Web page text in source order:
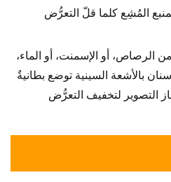
المُشِع كلما قلّ التعرُّض
الرصاص، أو الإسمنت، أو الماء،
بالأشعة السينية توضع بطانيةٌ
التصوير لتخفيف التعرُّض